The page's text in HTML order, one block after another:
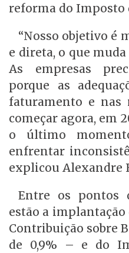
reforma do Imposto
“Nosso objetivo é
e direta, o que
As empresas
porque as
faturamento e nas
começar agora, em
o último
enfrentar
explicou Alexandre
Entre os pontos
estão a
Contribuição sobre
de 0,9% – e do